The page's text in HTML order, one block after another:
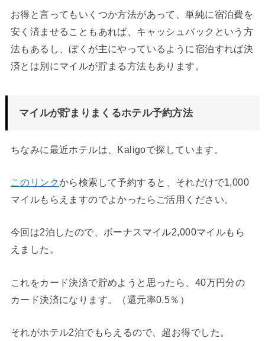
お得と言ってもいくつか方法があって、単純に宿泊費を
安く済ませることもあれば、キャッシュバックという方
法もあるし、ぼくが主にやっているように宿泊すれば決
済とは別にマイルが貯まる方法もあります。
マイルが貯まりまくるホテル予約方法
ちなみに最近ホテルは、Kaligoで探しています。
このリンクから検索して予約すると、それだけで1,000
マイルもらえますのでよかったらご活用ください。
今回は2泊したので、ボーナスマイル2,000マイルもら
えました。
これをカード決済で貯めようと思ったら、40万円分の
カード決済になります。（還元率0.5％）
それがホテル2泊でもらえるので、超お得でした。